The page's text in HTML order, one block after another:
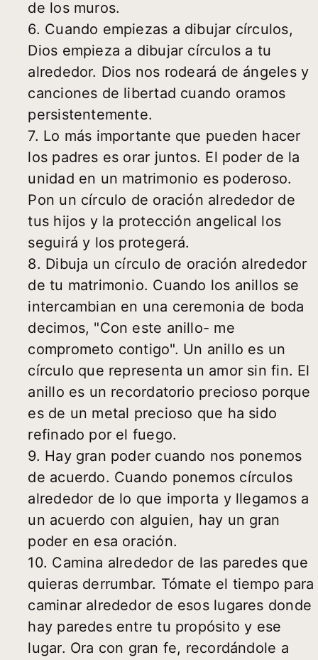
de los muros.
6. Cuando empiezas a dibujar círculos,
Dios empieza a dibujar círculos a tu
alrededor. Dios nos rodeará de ángeles y
canciones de libertad cuando oramos
persistentemente.
7. Lo más importante que pueden hacer
los padres es orar juntos. El poder de la
unidad en un matrimonio es poderoso.
Pon un círculo de oración alrededor de
tus hijos y la protección angelical los
seguirá y los protegerá.
8. Dibuja un círculo de oración alrededor
de tu matrimonio. Cuando los anillos se
intercambian en una ceremonia de boda
decimos, "Con este anillo- me
comprometo contigo". Un anillo es un
círculo que representa un amor sin fin. El
anillo es un recordatorio precioso porque
es de un metal precioso que ha sido
refinado por el fuego.
9. Hay gran poder cuando nos ponemos
de acuerdo. Cuando ponemos círculos
alrededor de lo que importa y llegamos a
un acuerdo con alguien, hay un gran
poder en esa oración.
10. Camina alrededor de las paredes que
quieras derrumbar. Tómate el tiempo para
caminar alrededor de esos lugares donde
hay paredes entre tu propósito y ese
lugar. Ora con gran fe, recordándole a